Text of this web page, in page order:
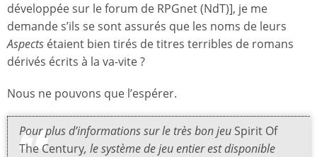
développée sur le forum de RPGnet (NdT)], je me
demande s’ils se sont assurés que les noms de leurs
Aspects étaient bien tirés de titres terribles de romans
dérivés écrits à la va-vite ?
Nous ne pouvons que l’espérer.
Pour plus d’informations sur le très bon jeu Spirit Of
The Century, le système de jeu entier est disponible